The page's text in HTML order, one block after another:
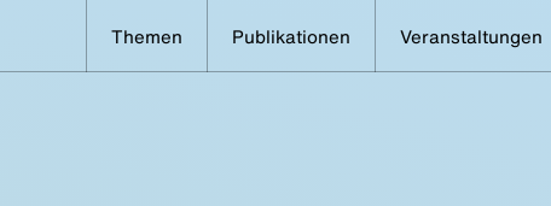
Themen Publikationen Veranstaltungen